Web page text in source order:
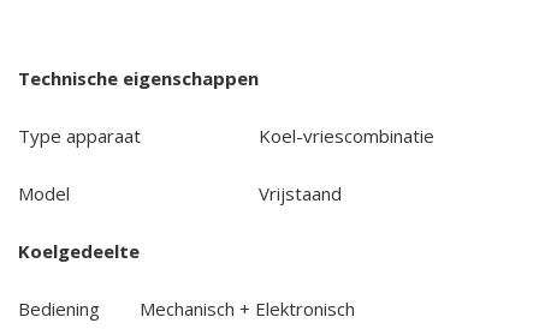
Technische eigenschappen
Type apparaat Koel-vriescombinatie
Model Vrijstaand
Koelgedeelte
Bediening Mechanisch + Elektronisch